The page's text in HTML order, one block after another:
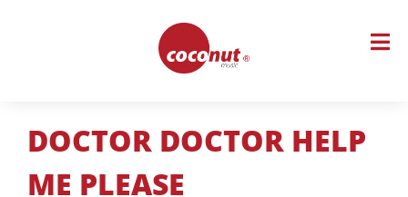
DOCTOR DOCTOR HELP
ME PLEASE